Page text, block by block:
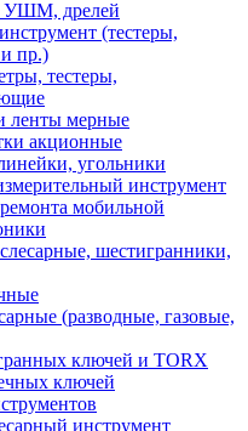
УШМ, дрелей
(тестеры,
пр.)
тестеры,
ленты мерные
акционные
угольники
инструмент
мобильной
шестигранники,
(разводные, газовые,
ключей и TORX
ключей
инструмент